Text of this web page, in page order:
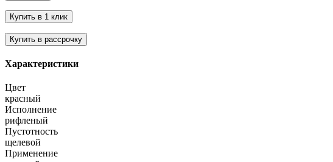
Характеристики
Цвет
красный
Исполнение
рифленый
Пустотность
щелевой
Применение